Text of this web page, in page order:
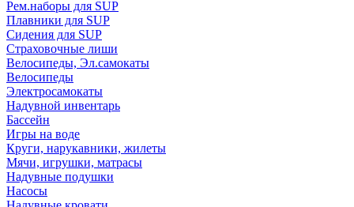
Рем.наборы для SUP
Плавники для SUP
Сидения для SUP
Страховочные лиши
Велосипеды, Эл.самокаты
Велосипеды
Электросамокаты
Надувной инвентарь
Бассейн
Игры на воде
Круги, нарукавники, жилеты
Мячи, игрушки, матрасы
Надувные подушки
Насосы